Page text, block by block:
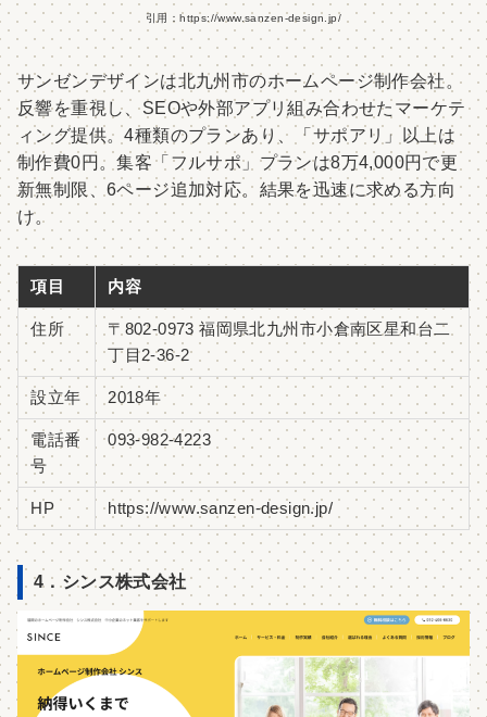
引用：https://www.sanzen-design.jp/
サンゼンデザインは北九州市のホームページ制作会社。
反響を重視し、SEOや外部アプリ組み合わせたマーケテ
ィング提供。4種類のプランあり、「サポアリ」以上は
制作費0円。集客「フルサポ」プランは8万4,000円で更
新無制限、6ページ追加対応。結果を迅速に求める方向
け。
項目 内容
住所
〒802-0973 福岡県北九州市小倉南区星和台二
丁目2-36-2
設立年 2018年
電話番
号
093-982-4223
HP https://www.sanzen-design.jp/
4．シンス株式会社